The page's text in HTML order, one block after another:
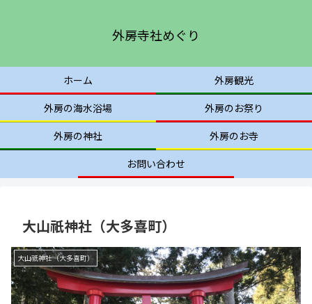
外房寺社めぐり
ホーム
外房観光
外房の海水浴場
外房のお祭り
外房の神社
外房のお寺
お問い合わせ
大山祇神社（大多喜町）
大山祇神社（大多喜町）